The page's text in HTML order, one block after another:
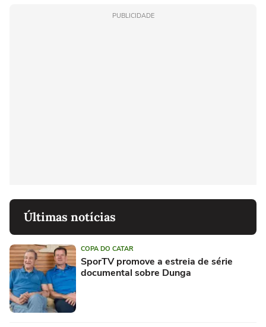
PUBLICIDADE
Últimas notícias
COPA DO CATAR
SporTV promove a estreia de série
documental sobre Dunga